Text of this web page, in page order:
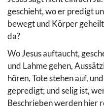
geschieht, wo er predigt
bewegt und Körper
da?
Wo Jesus auftaucht,
und Lahme gehen,
hören, Tote stehen auf,
gepredigt; und selig ist,
Beschrieben werden hier